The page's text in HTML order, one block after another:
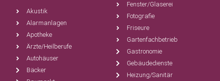
Akustik
Alarmanlagen
Apotheke
Ärzte/Heilberufe
Autohäuser
Bäcker
Fenster/Glaserei
Fotografie
Friseure
Gartenfachbetrieb
Gastronomie
Gebäudedienste
Heizung/Sanitär